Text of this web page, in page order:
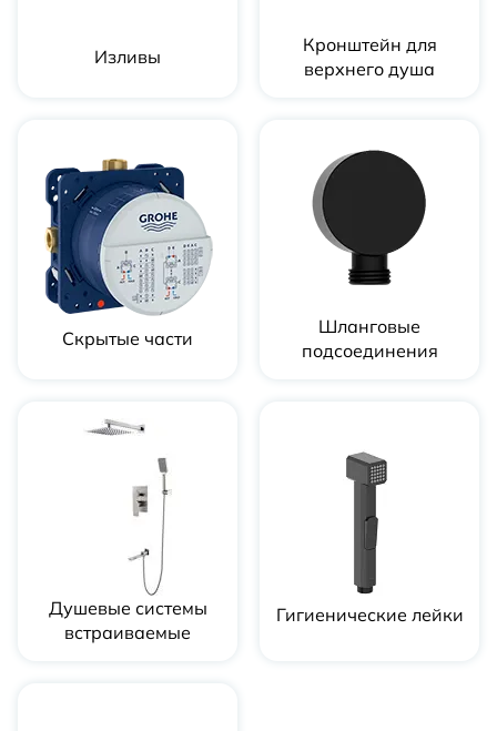
Изливы
Кронштейн для
верхнего душа
Скрытые части
Шланговые
подсоединения
Душевые системы
встраиваемые
Гигиенические лейки